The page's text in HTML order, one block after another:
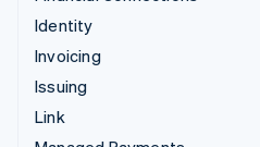
Identity
Invoicing
Issuing
Link